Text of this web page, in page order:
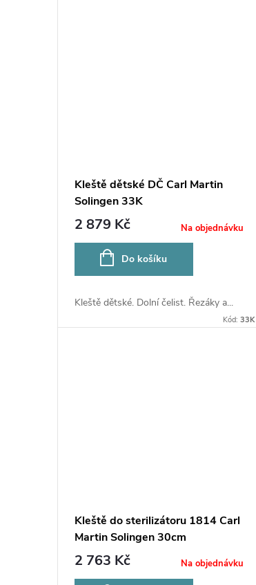
Kleště dětské DČ Carl Martin
Solingen 33K
2 879 Kč Na objednávku
Do košíku
Kleště dětské. Dolní čelist. Řezáky a...
Kód:33K
Kleště do sterilizátoru 1814 Carl
Martin Solingen 30cm
2 763 Kč Na objednávku